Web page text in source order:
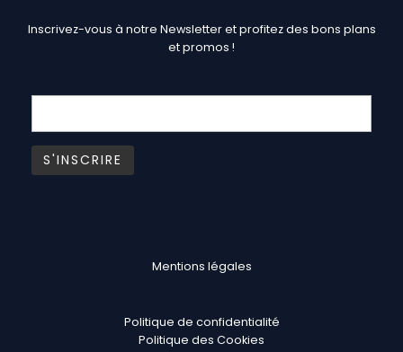
Inscrivez-vous à notre Newsletter et profitez des bons plans
et promos !
Mentions légales
Politique de confidentialité
Politique des Cookies